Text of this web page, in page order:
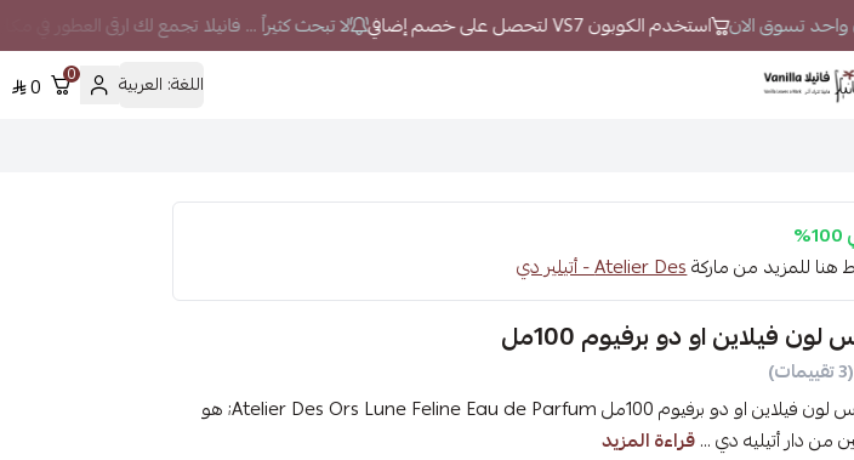
تسوق الان استخدم الكوبون VS7 لتحصل على خصم إضافي لا تبحث كثيراً ... فانيلا تجمع لك ارقى العطور في
اللغة: العربية 0
0
هنا للمزيد من ماركةAtelier Des - أتيلير دي
لون فيلاين او دو برفيوم 100مل
(3 تقييمات)
عطر اتيلير دي اورس لون فيلاين او دو برفيوم 100مل Atelier Des Ors Lune Feline Eau de Parfum; هو
من دار أتيليه دي ...قراءة المزيد